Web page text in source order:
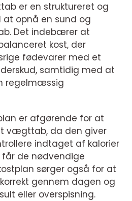
er en struktureret og
opnå en sund og
Det indebærer at
kost, der
fødevarer med et
samtidig med at
regelmæssig
er afgørende for at
vægttab, da den giver
indtaget af kalorier
får de nødvendige
sørger også for at
gennem dagen og
eller overspisning.